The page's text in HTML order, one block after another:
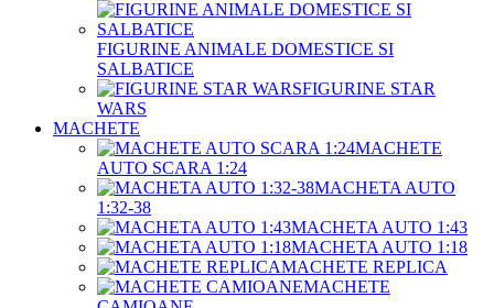
FIGURINE ANIMALE DOMESTICE SI
SALBATICE
FIGURINE STAR
WARS
MACHETE
MACHETE
AUTO SCARA 1:24
MACHETA AUTO
1:32-38
MACHETA AUTO 1:43
MACHETA AUTO 1:18
MACHETE REPLICA
MACHETE